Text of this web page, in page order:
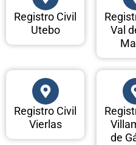
Registro Civil
Utebo
Val
Registro Civil
Vierlas
de